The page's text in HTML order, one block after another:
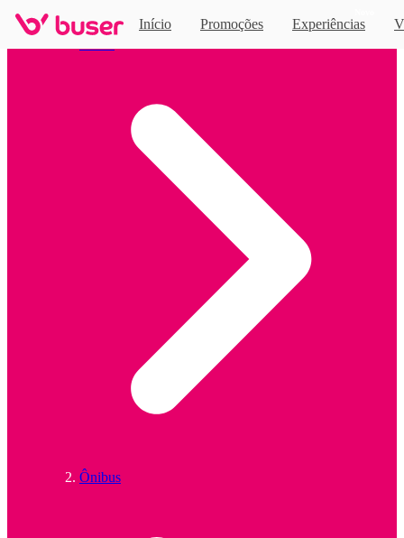
Início Promoções Experiências
Ônibus